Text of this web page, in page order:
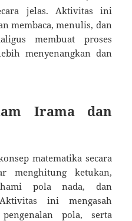
jelas. Aktivitas ini
membaca, menulis, dan
membuat proses
menyenangkan dan
Irama dan
matematika secara
menghitung ketukan,
pola nada, dan
ini mengasah
pola, serta